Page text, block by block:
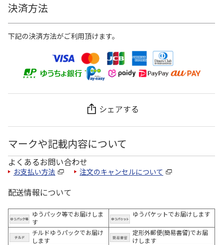
決済方法
下記の決済方法がご利用頂けます。
シェアする
マークや記載内容について
よくあるお問い合わせ
お支払い方法 注文のキャンセルについて
配送情報について
ゆうパック等でお届けしま
す
ゆうパケットでお届けします
チルドゆうパックでお届け
します
定形外郵便(簡易書留)でお届
けします